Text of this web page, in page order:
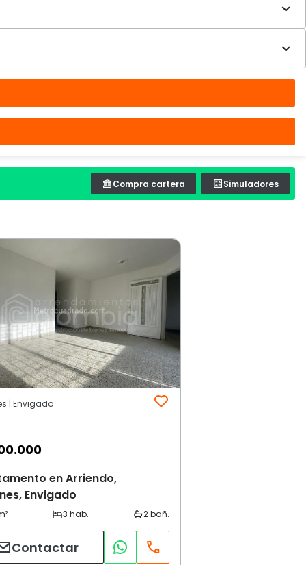
Compra cartera Simuladores
| Envigado
en Arriendo,
Envigado
Contactar